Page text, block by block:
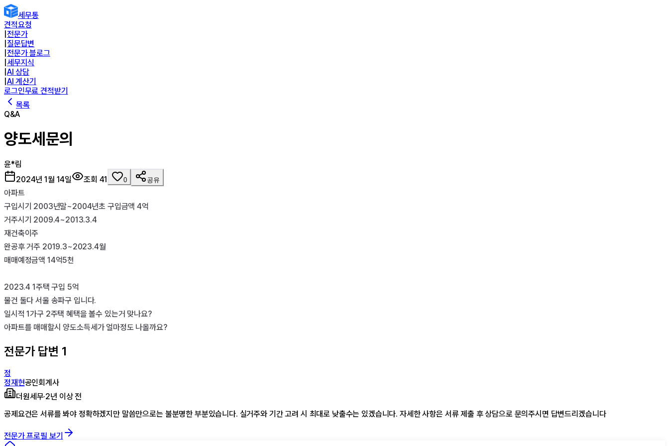
세무통
견적요청
전문가
질문답변
전문가 블로그
세무지식
AI 상담
AI 계산기
로그인무료 견적받기
목록
Q&A
양도세문의
윤*림
2024년 1월 14일
조회 41 0 공유
아파트
구입시기 2003년말~2004년초 구입금액 4억
거주시기 2009.4~2013.3.4
재건축이주
완공후 거주 2019.3~2023.4월
매매예정금액 14억5천
2023.4 1주택 구입 5억
물건 둘다 서울 송파구 입니다.
일시적 1가구 2주택 혜택을 볼수 있는거 맞나요?
아파트를 매매할시 양도소득세가 얼마정도 나올까요?
전문가 답변 1
정
정재현공인회계사
더원세무·2년 이상 전
공제요건은 서류를 봐야 정확하겠지만 말씀만으로는 불분명한 부분있습니다. 실거주와 기간 고려 시 최대로 낮출수는 있겠습니다. 자세한 사항은 서류 제출 후 상담으로 문의주시면 답변드리겠습니다
전문가 프로필 보기